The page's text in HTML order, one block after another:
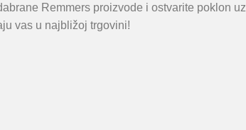
Remmers proizvode i ostvarite poklon uz
vas u najbližoj trgovini!